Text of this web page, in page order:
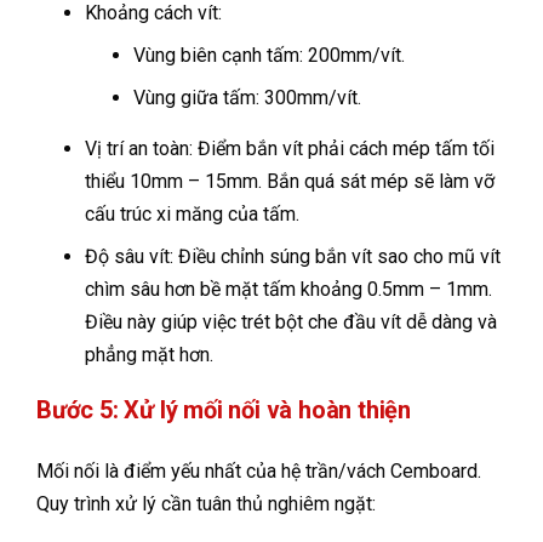
Khoảng cách vít:
Vùng biên cạnh tấm: 200mm/vít.
Vùng giữa tấm: 300mm/vít.
Vị trí an toàn: Điểm bắn vít phải cách mép tấm tối
thiểu 10mm – 15mm. Bắn quá sát mép sẽ làm vỡ
cấu trúc xi măng của tấm.
Độ sâu vít: Điều chỉnh súng bắn vít sao cho mũ vít
chìm sâu hơn bề mặt tấm khoảng 0.5mm – 1mm.
Điều này giúp việc trét bột che đầu vít dễ dàng và
phẳng mặt hơn.
Bước 5: Xử lý mối nối và hoàn thiện
Mối nối là điểm yếu nhất của hệ trần/vách Cemboard.
Quy trình xử lý cần tuân thủ nghiêm ngặt: